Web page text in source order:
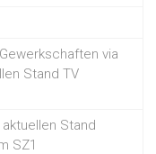
via
Stand TV
Stand
SZ1